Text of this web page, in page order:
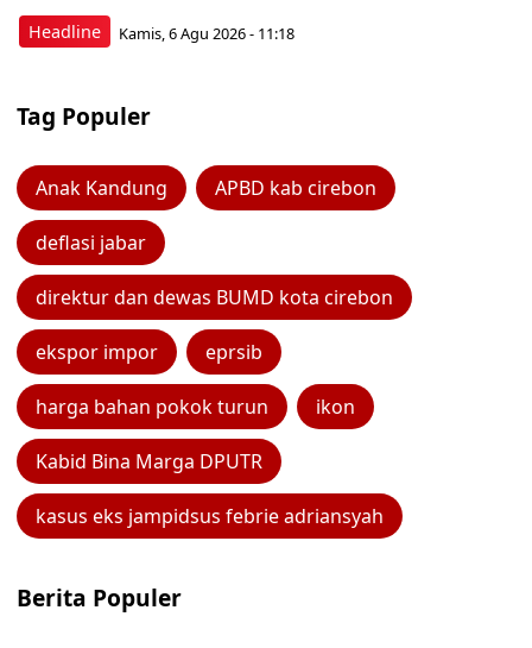
Headline Kamis, 6 Agu 2026 - 11:18
Tag Populer
Anak Kandung APBD kab cirebon
deflasi jabar
direktur dan dewas BUMD kota cirebon
ekspor impor eprsib
harga bahan pokok turun ikon
Kabid Bina Marga DPUTR
kasus eks jampidsus febrie adriansyah
Berita Populer